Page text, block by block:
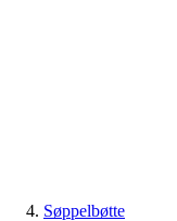
Søppelbøtte